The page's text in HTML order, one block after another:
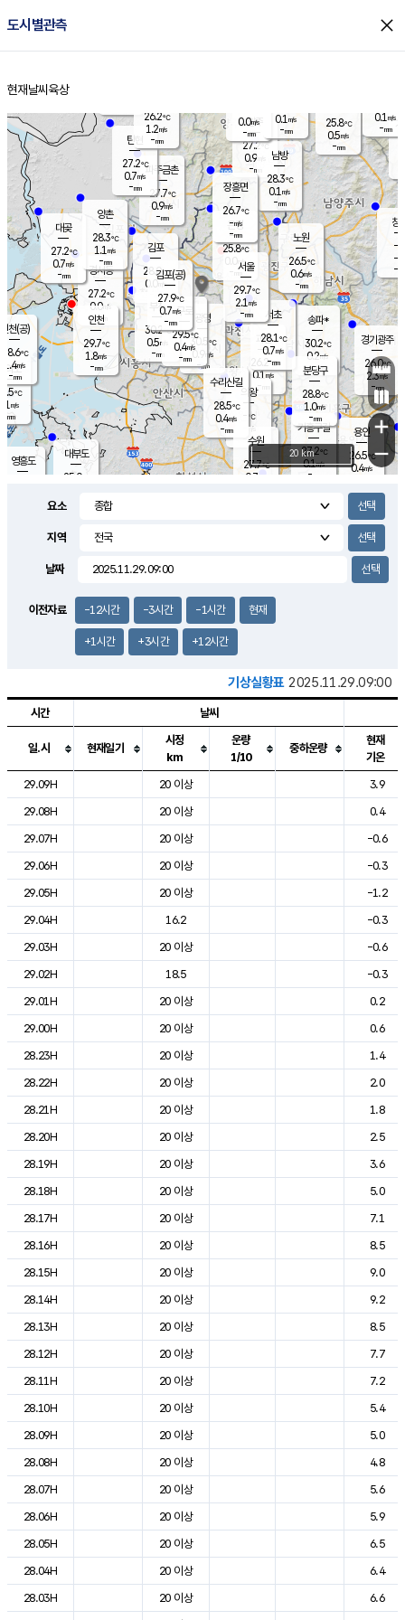
도시별관측 close
홈
현재날씨 육상
의도
℃
m/s
mm
영흥도
양주
27.2℃
0.9
-mm
과천
26.2℃
0.1m/s
- mm
용인
26.5℃
0.4m/s
경기광주
26.0℃
2.3m/s
-mm
0.8m/s
대부도
25.0
경서동
27.2℃
0.0m/s
-mm
파주금촌
27.7℃
0.9m/s
-mm
25.8℃
0.5m/s
-mm
대곶
27.2℃
0.7m/s
-mm
창
-
-m/
-
탄현
27.2℃
0.7m/s
-mm
0.1 m/s
-mm
의왕
- ℃
m/s
mm
김포
28.0℃
0.0 m/s
mm
광명
30.5 ℃
0.9 m/s
-mm
부천
30.2℃
0.5m/s
-mm
양촌
28.3℃
1.1 m/s
-mm
구로
29.5℃
0.4m/s
-mm
은평
25.8℃
0.0 m/s
- mm
노원
26.5℃
0.6m/s
-mm
송파*
30.2℃
0.2m/s
-mm
서초
28.1℃
0.7m/s
-mm
남방
28.3℃
0.1 m/s
-mm
기흥구갈
27.2℃
0.1m/s
-
수리산길
28.5℃
0.4m/s
-mm
분당구
28.8℃
1.0m/s
-mm
장흥면
26.7℃
-m/s
-mm
0.0m/s
-mm
인천(공)
28.6℃
1.4m/s
-mm
김포(공)
27.9℃
0.7m/s
-mm
수원
27.7℃
0.7 m/s
인천
29.7℃
1.8m/s
-mm
서울
29.7℃
2.1 m/s
-mm
26.2℃
1.2m/s
-mm
0.1 m/s
-mm
+
−
20 km
요소
지역
날짜
이전자료 -12시간 -3시간 -1시간 현재
+1시간 +3시간 +12시간
기상실황표 2025.11.29.09:00
도시별 기상실황표로 지점, 날씨, 기온, 강수, 바람, 기압등을 안내한 표입
시간 날씨
일.시 현재일기
시정
km
운량
1/10
중하운량
현재
기온
29.09H
20 이상
3.9
29.08H
20 이상
0.4
29.07H
20 이상
-0.6
29.06H
20 이상
-0.3
29.05H
20 이상
-1.2
29.04H
16.2
-0.3
29.03H
20 이상
-0.6
29.02H
18.5
-0.3
29.01H
20 이상
0.2
29.00H
20 이상
0.6
28.23H
20 이상
1.4
28.22H
20 이상
2.0
28.21H
20 이상
1.8
28.20H
20 이상
2.5
28.19H
20 이상
3.6
28.18H
20 이상
5.0
28.17H
20 이상
7.1
28.16H
20 이상
8.5
28.15H
20 이상
9.0
28.14H
20 이상
9.2
28.13H
20 이상
8.5
28.12H
20 이상
7.7
28.11H
20 이상
7.2
28.10H
20 이상
5.4
28.09H
20 이상
5.0
28.08H
20 이상
4.8
28.07H
20 이상
5.6
28.06H
20 이상
5.9
28.05H
20 이상
6.5
28.04H
20 이상
6.4
28.03H
20 이상
6.6